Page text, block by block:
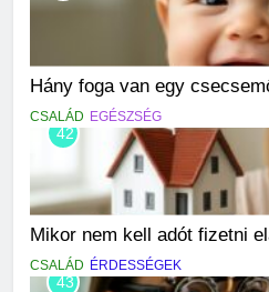
Hány foga van egy
CSALÁD EGÉSZSÉG
42
Mikor nem kell adót fizetni
CSALÁD ÉRDESSÉGEK
43